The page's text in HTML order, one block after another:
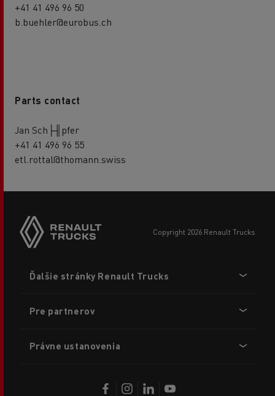
+41 41 496 96 50
b.buehler@eurobus.ch
Parts contact
Jan Sch├╢pfer
+41 41 496 96 55
etl.rottal@thomann.swiss
copyright 2026 Renault Trucks
menu
Ďalšie stránky Renault Trucks
Pre partnerov
Právne ustanovenia